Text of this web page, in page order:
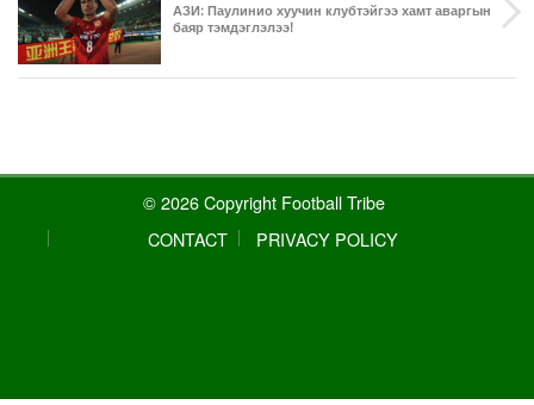
АЗИ: Паулинио хуучин клубтэйгээ хамт аваргын
баяр тэмдэглэлээ!
© 2026 Copyright Football Tribe
CONTACT
PRIVACY POLICY